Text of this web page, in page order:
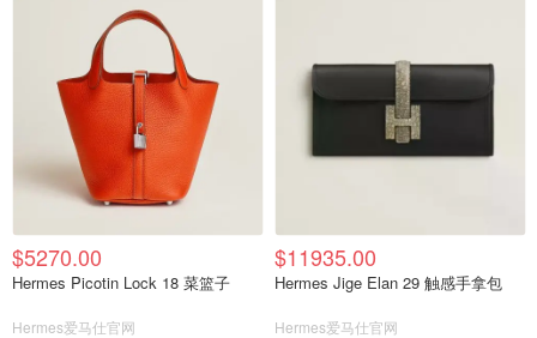
$5270.00
Hermes Picotin Lock 18 菜篮子
Hermes爱马仕官网
$11935.00
Hermes Jige Elan 29 触感手拿包
Hermes爱马仕官网